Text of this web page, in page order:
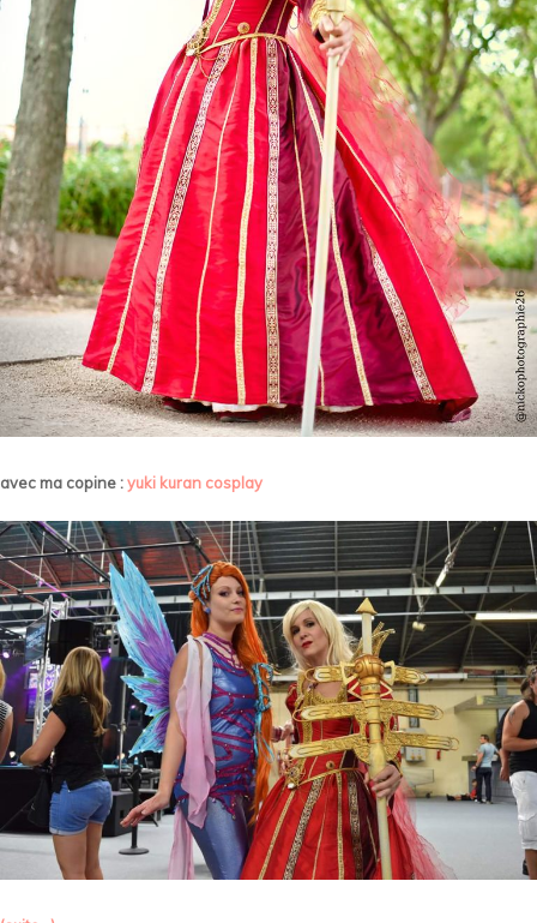
avec ma copine :yuki kuran cosplay